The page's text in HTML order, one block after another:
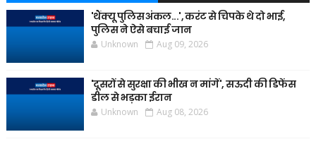
'थैंक्यू पुलिस अंकल...', करंट से चिपके थे दो भाई,
पुलिस ने ऐसे बचाई जान
Unknown Aug 09, 2026
'दूसरों से सुरक्षा की भीख न मांगें', सऊदी की डिफेंस
डील से भड़का ईरान
Unknown Aug 08, 2026